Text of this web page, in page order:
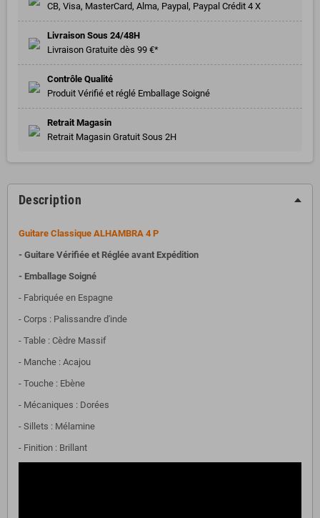
CB, Visa, MasterCard, Alma, Paypal, Paypal Crédit 4 X
Livraison Sous 24/48H
Livraison Gratuite dès 99 €*
Contrôle Qualité
Produit Vérifié et réglé Emballage Soigné
Retrait Magasin
Retrait Magasin Gratuit Sous 2H
Description
Guitare Classique ALHAMBRA 4 P
- Guitare Vérifiée et Réglée avant Expédition
- Emballage Soigné
- Fabriquée en Espagne
- Corps : Palissandre d'inde
- Table : Cèdre Massif
- Manche : Acajou
- Touche : Ebène
- Mécaniques : Dorées
- Sillets : Mélamine
- Finition : Brillant